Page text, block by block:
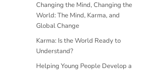
Changing the Mind, Changing the
World: The Mind, Karma, and
Global Change
Karma: Is the World Ready to
Understand?
Helping Young People Develop a